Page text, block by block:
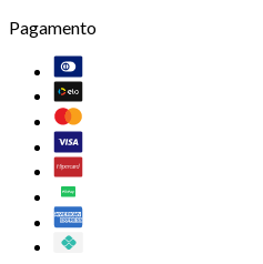
Pagamento